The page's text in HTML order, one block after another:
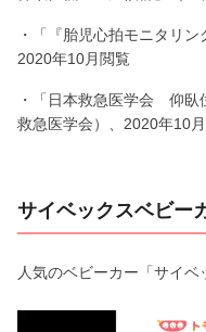
・「『胎児心拍モニタリ
2020年10月閲覧
・「日本救急医学会 仰臥
救急医学会）、2020年10
サイベックスベビー
人気のベビーカー「サイ